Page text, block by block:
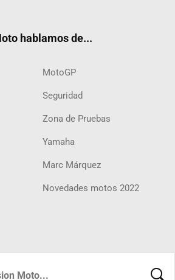
hablamos de...
MotoGP
Seguridad
Zona de Pruebas
Yamaha
Marc Márquez
Novedades motos 2022